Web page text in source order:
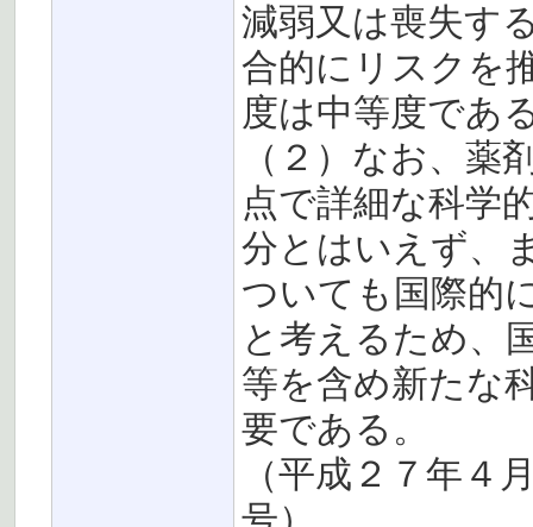
減弱又は喪失す
合的にリスクを
度は中等度であ
（２）なお、薬
点で詳細な科学
分とはいえず、
ついても国際的
と考えるため、
等を含め新たな
要である。
（平成２７年４